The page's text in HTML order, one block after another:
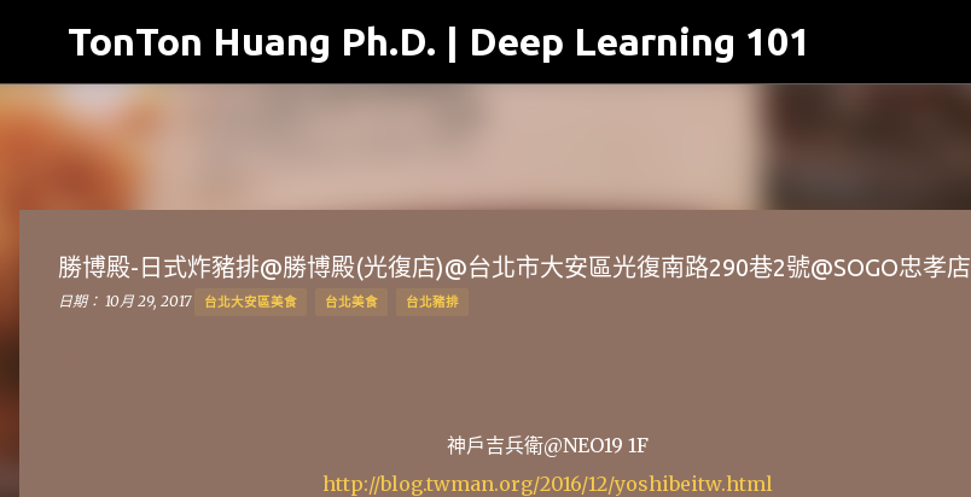
跳到主要內容
TonTon Huang Ph.D. | Deep Learning 101
勝博殿-日式炸豬排@勝博殿(光復店)@台北市大安區光復南路290巷2號@SOGO忠孝店
日期： 10月 29, 2017 台北大安區美食 台北美食 台北豬排
神戶吉兵衛@NEO19 1F
http://blog.twman.org/2016/12/yoshibeitw.html